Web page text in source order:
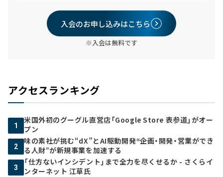
入会のお申し込みはこちら
※入会は無料です
アクセスランキング
1
米国外初のグーグル直営店「Google Store 表参道」がオー
プン
2
味の素社が挑む“dX”とAI駆動開発――“企画・開発・営業ができ
る人財”が新規事業を加速する
3
「仕方ないインシデント」まで全力を尽くせるか - さくらイ
ンターネット 江草氏